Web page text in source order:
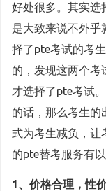
好处很多。其实选
是大致来说不外乎
择了pte考试的考
的，发现这两个考
才选择了pte考试
的话，那么考生的
式为考生减负，让
的pte替考服务有
1、价格合理，性